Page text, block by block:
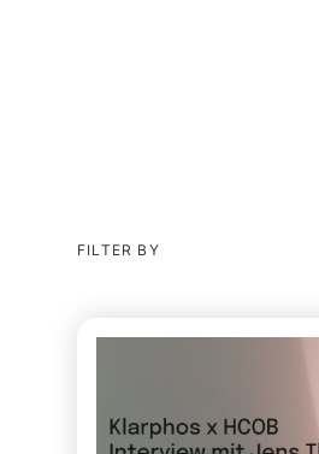
FILTER BY